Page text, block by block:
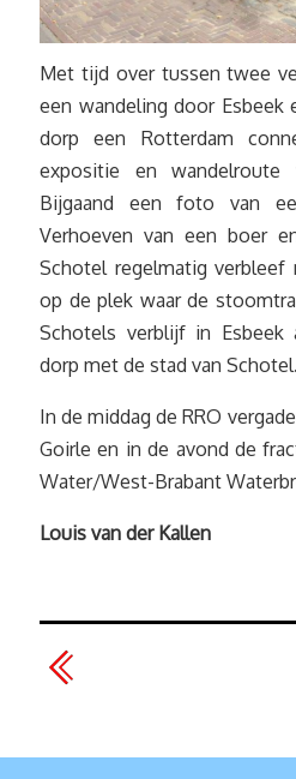
Met tijd over tussen twee
een wandeling door
dorp een Rotterdam
expositie en
Bijgaand een foto van
Verhoeven van een boer
Schotel regelmatig verbleef
op de plek waar de
Schotels verblijf in Esbeek
dorp met de stad van Schotel.
In de middag de RRO
Goirle en in de avond de
Water/West-Brabant
Louis van der Kallen